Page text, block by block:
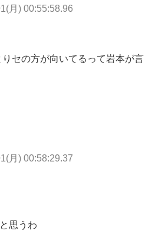
月) 00:55:58.96
セの方が向いてるって岩本が言
月) 00:58:29.37
思うわ